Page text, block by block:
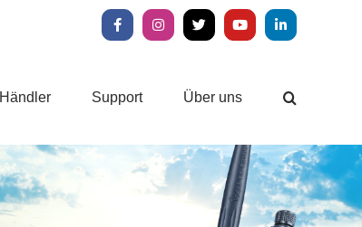
FacebookInstagram
X YouTubeLinkedIn
Händler Support Über uns